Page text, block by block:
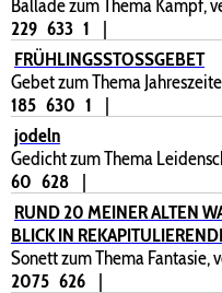
Ballade zum Thema Kampf,
229 633 1
|
FRÜHLINGSSTOSSGEBET
Gebet zum Thema
185 630 1
|
jodeln
Gedicht zum Thema
60 628
|
RUND 20 MEINER ALTEN
BLICK IN
Sonett zum Thema Fantasie,
2075 626
|